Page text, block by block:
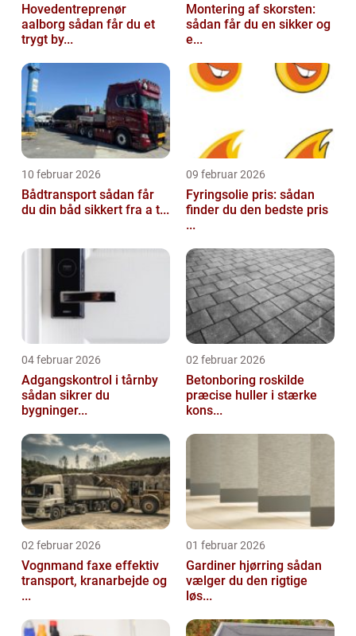
Hovedentreprenør
aalborg sådan får du et
trygt by...
Montering af skorsten:
sådan får du en sikker og
e...
10 februar 2026
Bådtransport sådan får
du din båd sikkert fra a t...
09 februar 2026
Fyringsolie pris: sådan
finder du den bedste pris
...
04 februar 2026
Adgangskontrol i tårnby
sådan sikrer du
bygninger...
02 februar 2026
Betonboring roskilde
præcise huller i stærke
kons...
02 februar 2026
Vognmand faxe effektiv
transport, kranarbejde og
...
01 februar 2026
Gardiner hjørring sådan
vælger du den rigtige
løs...